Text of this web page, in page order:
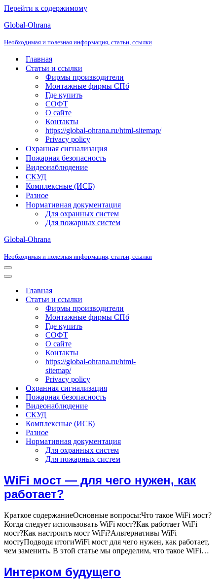
Перейти к содержимому
Global-Ohrana
Необходимая и полезная информация, статьи, ссылки
Главная
Статьи и ссылки
Фирмы производители
Монтажные фирмы СПб
Где купить
СОФТ
О сайте
Контакты
https://global-ohrana.ru/html-sitemap/
Privacy policy
Охранная сигнализация
Пожарная безопасность
Видеонаблюдение
СКУД
Комплексные (ИСБ)
Разное
Нормативная документация
Для охранных систем
Для пожарных систем
Global-Ohrana
Необходимая и полезная информация, статьи, ссылки
Меню
навигации
Меню
навигацииГлавная
Статьи и ссылки
Фирмы производители
Монтажные фирмы СПб
Где купить
СОФТ
О сайте
Контакты
https://global-ohrana.ru/html-
sitemap/
Privacy policy
Охранная сигнализация
Пожарная безопасность
Видеонаблюдение
СКУД
Комплексные (ИСБ)
Разное
Нормативная документация
Для охранных систем
Для пожарных систем
WiFi мост — для чего нужен, как
работает?
Краткое содержаниеОсновные вопросы:Что такое WiFi мост?
Когда следует использовать WiFi мост?Как работает WiFi
мост?Как настроить мост WiFi?Альтернативы WiFi
мостуПодводя итогиWiFi мост для чего нужен, как работает,
чем заменить. В этой статье мы определим, что такое WiFi…
Интерком будущего